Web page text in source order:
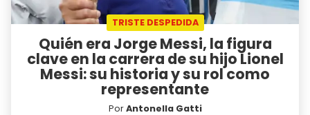
TRISTE DESPEDIDA
Quién era Jorge Messi, la figura
clave en la carrera de su hijo Lionel
Messi: su historia y su rol como
representante
PorAntonella Gatti